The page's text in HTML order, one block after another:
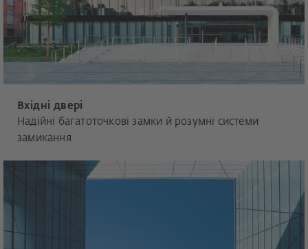
Вхідні двері
Надійні багатоточкові замки й розумні системи
замикання